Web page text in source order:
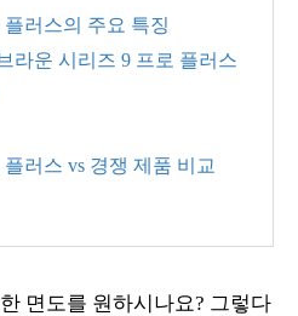
러스의 주요 특징
라운 시리즈 9 프로 플러스
러스 vs 경쟁 제품 비교
면도를 원하시나요? 그렇다